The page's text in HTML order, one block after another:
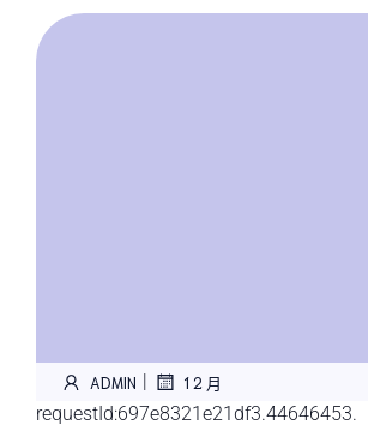
ADMIN | 1 2 月
requestId:697e8321e21df3.44646453.